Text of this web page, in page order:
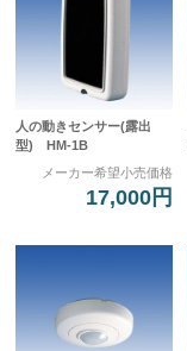
人の動きセンサー(露出
型) HM-1B
メーカー希望小売価格
17,000円